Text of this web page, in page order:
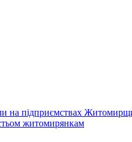
на підприємствах
житомирянкам